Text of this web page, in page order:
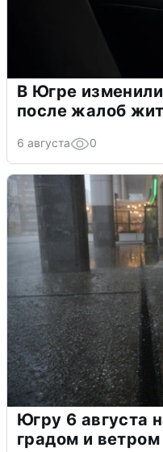
В Югре
после жалоб
6 августа 0
Югру 6 августа
градом и ветром